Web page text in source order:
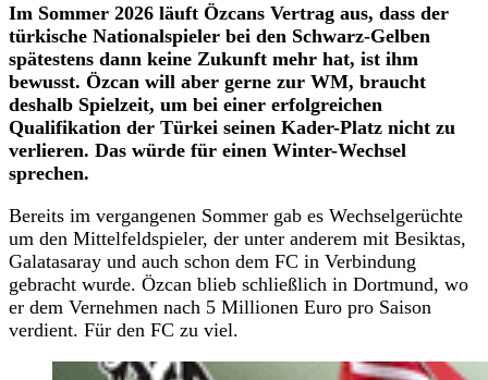
Im Sommer 2026 läuft Özcans Vertrag aus, dass der
türkische Nationalspieler bei den Schwarz-Gelben
spätestens dann keine Zukunft mehr hat, ist ihm
bewusst. Özcan will aber gerne zur WM, braucht
deshalb Spielzeit, um bei einer erfolgreichen
Qualifikation der Türkei seinen Kader-Platz nicht zu
verlieren. Das würde für einen Winter-Wechsel
sprechen.
Bereits im vergangenen Sommer gab es Wechselgerüchte
um den Mittelfeldspieler, der unter anderem mit Besiktas,
Galatasaray und auch schon dem FC in Verbindung
gebracht wurde. Özcan blieb schließlich in Dortmund, wo
er dem Vernehmen nach 5 Millionen Euro pro Saison
verdient. Für den FC zu viel.